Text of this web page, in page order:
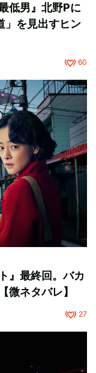
低男』北野Pに
」を見出すヒン
60
』最終回。バカ
微ネタバレ】
27